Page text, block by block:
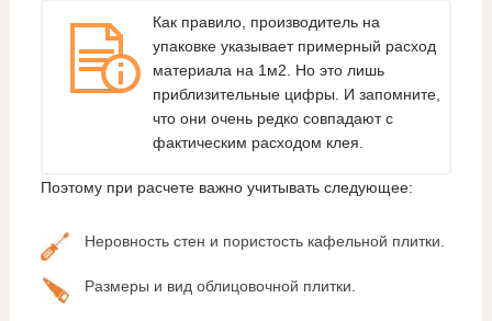
Как правило, производитель на
упаковке указывает примерный расход
материала на 1м2. Но это лишь
приблизительные цифры. И запомните,
что они очень редко совпадают с
фактическим расходом клея.
Поэтому при расчете важно учитывать следующее:
Неровность стен и пористость кафельной плитки.
Размеры и вид облицовочной плитки.